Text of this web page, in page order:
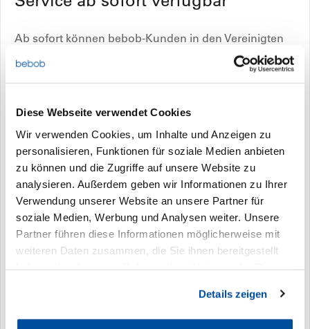
Diese Webseite verwendet Cookies
Wir verwenden Cookies, um Inhalte und Anzeigen zu
personalisieren, Funktionen für soziale Medien anbieten
zu können und die Zugriffe auf unsere Website zu
analysieren. Außerdem geben wir Informationen zu Ihrer
Verwendung unserer Website an unsere Partner für
soziale Medien, Werbung und Analysen weiter. Unsere
Partner führen diese Informationen möglicherweise mit
weiteren Daten zusammen, die Sie ihnen bereitgestellt
Cookies, wenn Sie unsere Webseite weiterhin nutzen.
Details zeigen
Ab sofort können bebob-Kunden in den Vereinigten
Staaten ihre Akkus direkt an das Service-Team von
BW Energy and Innovation zur Reparatur oder zum
Zellentausch einsenden.
Serviceformular unter:
https://www.bluewhalematerials.com/bebob-usa-by-
bwei